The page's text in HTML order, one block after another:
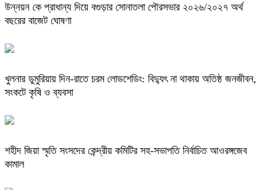
উন্নয়ন কে প্রাধান্য দিয়ে বগুড়ার সোনাতলা পৌরসভার ২০২৬/২০২৭ অর্থ
বছরের বাজেট ঘোষণা
খুলনার ডুমুরিয়ায় দিন-রাতে চরম লোডশেডিং: বিদ্যুৎ না থাকায় অতিষ্ঠ জনজীবন,
সংকটে কৃষি ও ব্যবসা
শহীদ জিয়া স্মৃতি সংসদের কেন্দ্রীয় কমিটির সহ-সভাপতি নির্বাচিত আওরঙ্গজেব
কামাল